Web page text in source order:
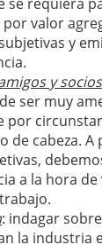
por valor
y
y socios
ser muy
por
de cabeza.
a la hora
: indagar
la industria